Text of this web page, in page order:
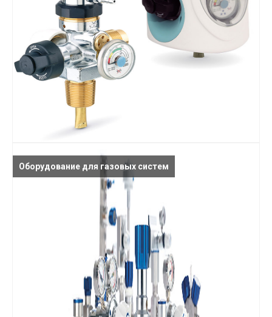
Оборудование для газовых систем